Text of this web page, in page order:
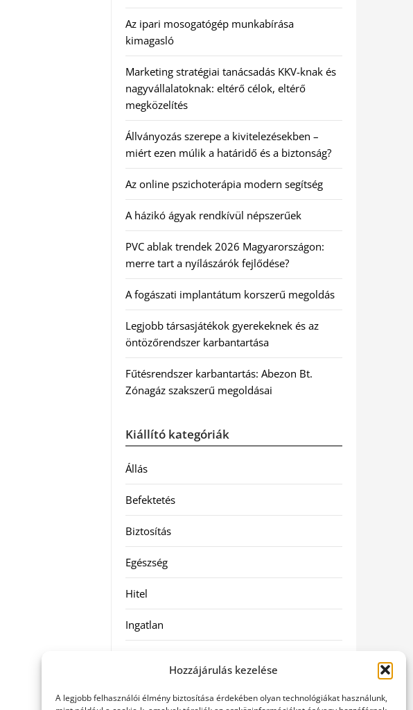
Hozzájárulás kezelése
A legjobb felhasználói élmény biztosítása érdekében olyan technológiákat használunk,
Az ipari mosogatógép munkabírása
kimagasló
Marketing stratégiai tanácsadás KKV-knak és
nagyvállalatoknak: eltérő célok, eltérő
megközelítés
Állványozás szerepe a kivitelezésekben –
miért ezen múlik a határidő és a biztonság?
Az online pszichoterápia modern segítség
A házikó ágyak rendkívül népszerűek
PVC ablak trendek 2026 Magyarországon:
merre tart a nyílászárók fejlődése?
A fogászati implantátum korszerű megoldás
Legjobb társasjátékok gyerekeknek és az
öntözőrendszer karbantartása
Fűtésrendszer karbantartás: Abezon Bt.
Zónagáz szakszerű megoldásai
Kiállító kategóriák
Állás
Befektetés
Biztosítás
Egészség
Hitel
Ingatlan